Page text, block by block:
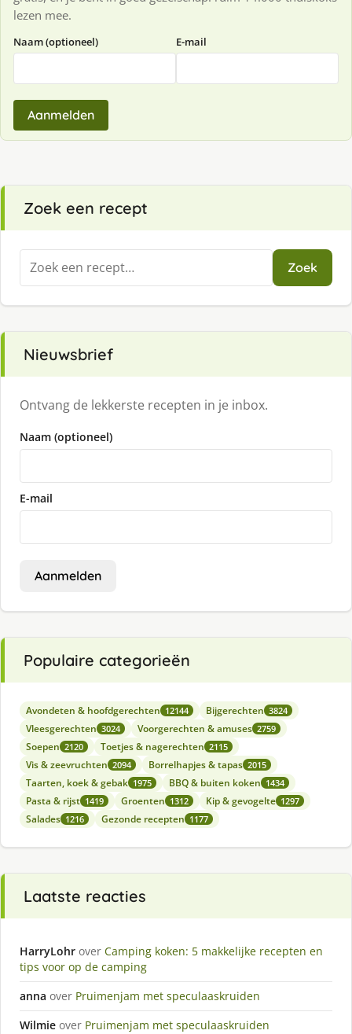
lezen mee.
Naam (optioneel) E-mail
Aanmelden
Zoek een recept
Zoeken
naar:
Zoek
Nieuwsbrief
Ontvang de lekkerste recepten in je inbox.
Naam (optioneel)
E-mail
Aanmelden
Populaire categorieën
Avondeten & hoofdgerechten 12144 Bijgerechten 3824
Vleesgerechten 3024 Voorgerechten & amuses 2759
Soepen 2120 Toetjes & nagerechten 2115
Vis & zeevruchten 2094 Borrelhapjes & tapas 2015
Taarten, koek & gebak 1975 BBQ & buiten koken 1434
Pasta & rijst 1419 Groenten 1312 Kip & gevogelte 1297
Salades 1216 Gezonde recepten 1177
Laatste reacties
HarryLohr over Camping koken: 5 makkelijke recepten en
tips voor op de camping
anna over Pruimenjam met speculaaskruiden
Wilmie over Pruimenjam met speculaaskruiden